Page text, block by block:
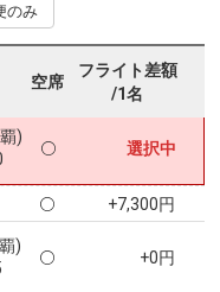
のみ
空席
フライト差額
/1名
)
+2,300円
8 +9,600円
)
選択中
+7,300円
)
+0円